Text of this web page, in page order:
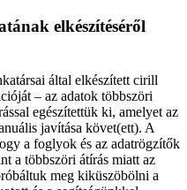
elkészítéséről
által elkészített cirill
– az adatok többszöri
egészítettük ki, amelyet az
javítása követ(ett). A
a foglyok és az adatrögzítők
a többszöri átírás miatt az
meg kiküszöbölni a